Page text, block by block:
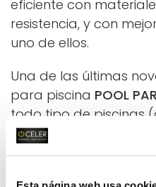
eficiente con
resistencia, y con
uno de ellos.
Una de las últimas
para piscina POOL
todo tipo de piscinas
anclaje para cada
fibra de vidrio). Está